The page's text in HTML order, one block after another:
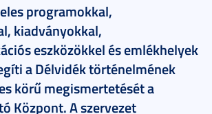
programokkal,
kiadványokkal,
eszközökkel és emlékhelyek
a Délvidék történelmének
körű megismertetését a
Központ. A szervezet